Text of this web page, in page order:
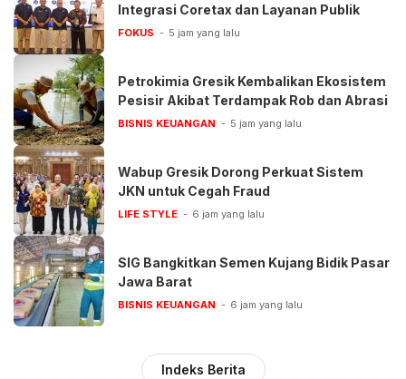
Integrasi Coretax dan Layanan Publik
FOKUS 5 jam yang lalu
Petrokimia Gresik Kembalikan Ekosistem
Pesisir Akibat Terdampak Rob dan Abrasi
BISNIS KEUANGAN 5 jam yang lalu
Wabup Gresik Dorong Perkuat Sistem
JKN untuk Cegah Fraud
LIFE STYLE 6 jam yang lalu
SIG Bangkitkan Semen Kujang Bidik Pasar
Jawa Barat
BISNIS KEUANGAN 6 jam yang lalu
Indeks Berita